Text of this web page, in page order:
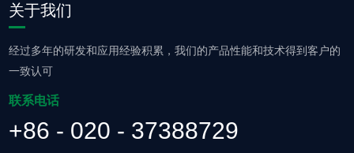
关于我们
经过多年的研发和应用经验积累，我们的产品性能和技术得到客户的
一致认可
联系电话
+86 - 020 - 37388729